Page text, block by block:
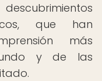
que han
más
y de las